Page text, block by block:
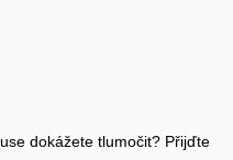
dokážete tlumočit? Přijďte